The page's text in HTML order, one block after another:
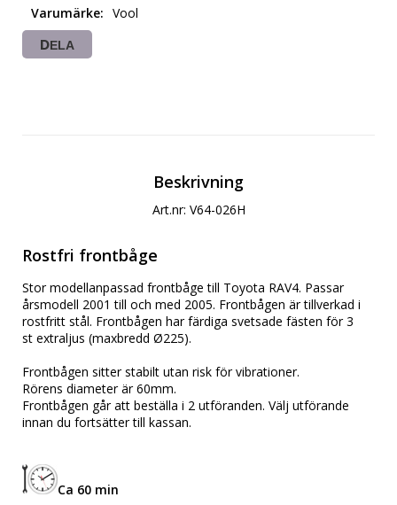
Varumärke Vool
DELA
Beskrivning
Art.nr: V64-026H
Rostfri frontbåge
Stor modellanpassad frontbåge till Toyota RAV4. Passar
årsmodell 2001 till och med 2005. Frontbågen är tillverkad i
rostfritt stål. Frontbågen har färdiga svetsade fästen för 3
st extraljus (maxbredd Ø225).
Frontbågen sitter stabilt utan risk för vibrationer.
Rörens diameter är 60mm.
Frontbågen går att beställa i 2 utföranden. Välj utförande
innan du fortsätter till kassan.
Ca 60 min